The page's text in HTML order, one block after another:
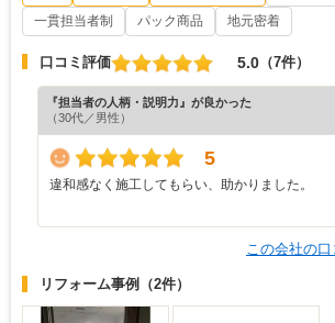
一貫担当者制
パック商品 地元密着
口コミ評価 5.0 （7件）
『担当者の人柄・説明力』が良かった
（30代／男性）
5
違和感なく施工してもらい、助かりました。
この会社の
リフォーム事例 （2件）